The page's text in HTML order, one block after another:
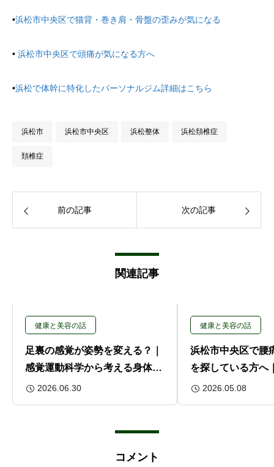
•浜松市中央区で猫背・巻き肩・骨盤の歪みが気になる
• 浜松市中央区で頭痛が気になる方へ
•浜松で体幹に特化したパーソナルジム詳細はこちら
浜松市 浜松市中央区 浜松整体 浜松頚椎症
頚椎症
前の記事 次の記事
関連記事
健康と美容の話
足裏の感覚が姿勢を変える？｜
感覚運動科学から考える身体を
支える土台
2026.06.30
健康と美容の話
浜松市中央区で腰
を探している方へ
ケアを解説
2026.05.08
コメント